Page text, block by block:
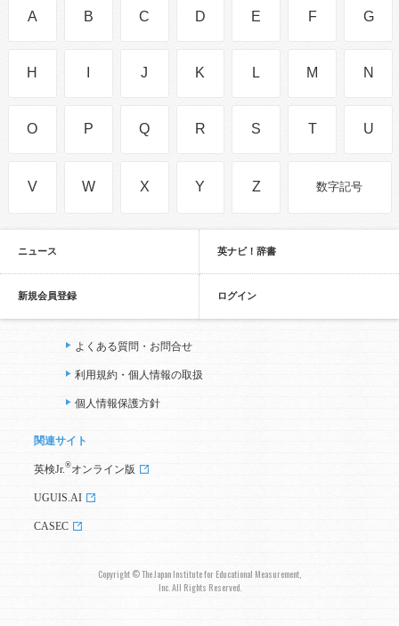
A B C D E F G
H J K L M N
O P Q R S T U
V W X Y Z 数字記号
ニュース 英ナビ！辞書
新規会員登録 ログイン
よくある質問・お問合せ
利用規約・個人情報の取扱
個人情報保護方針
関連サイト
英検Jr. ®オンライン版
UGUIS.AI
CASEC
Copyright © The Japan Institute for Educational Measurement,
Inc. All Rights Reserved.